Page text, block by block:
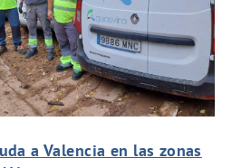
a Valencia en las zonas